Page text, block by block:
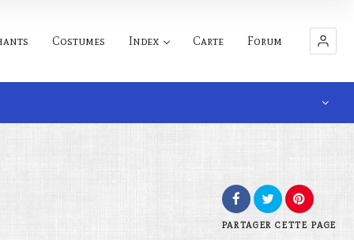
Costumes Index Carte Forum
PARTAGER CETTE PAGE